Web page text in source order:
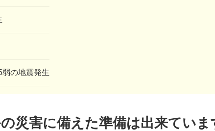
の地震発生
災害に備えた準備は出来ていま